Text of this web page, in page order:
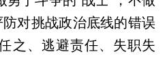
对挑战政治底线的错误
之、逃避责任、失职失